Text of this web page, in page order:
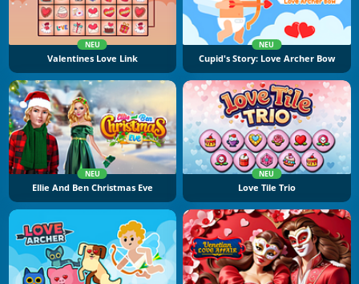
NEU
Valentines Love Link
NEU
Cupid's Story: Love Archer Bow
NEU
Ellie And Ben Christmas Eve
NEU
Love Tile Trio